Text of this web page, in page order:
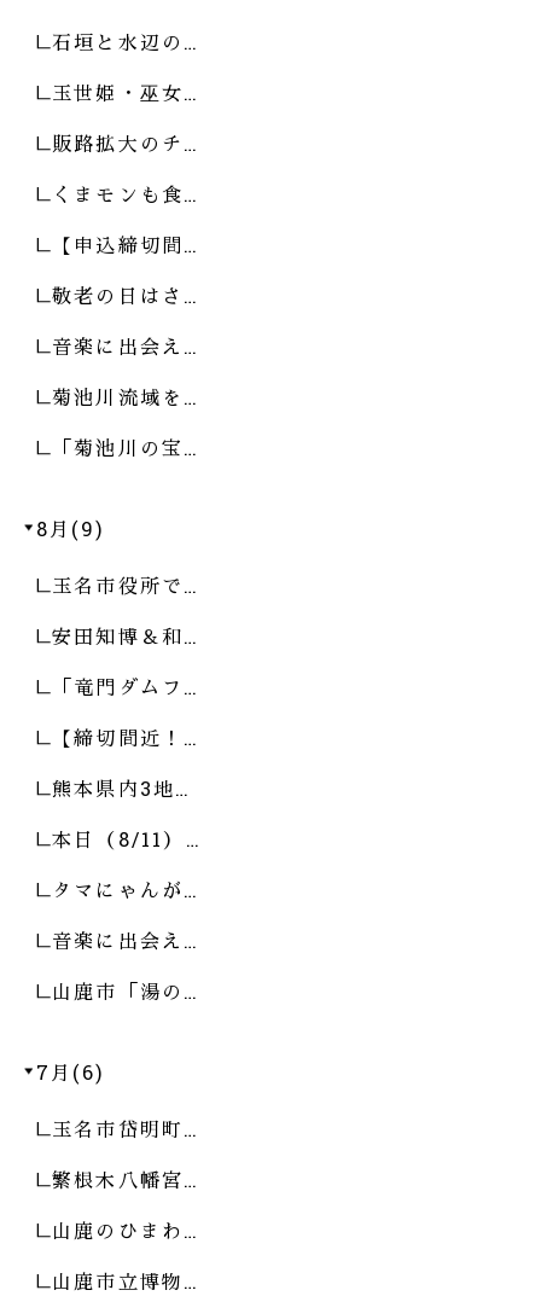
石垣と水辺の…
玉世姫・巫女…
販路拡大のチ…
くまモンも食…
【申込締切間…
敬老の日はさ…
音楽に出会え…
菊池川流域を…
「菊池川の宝…
8月(9)
玉名市役所で…
安田知博＆和…
「竜門ダムフ…
【締切間近！…
熊本県内3地…
本日（8/11）…
タマにゃんが…
音楽に出会え…
山鹿市「湯の…
7月(6)
玉名市岱明町…
繁根木八幡宮…
山鹿のひまわ…
山鹿市立博物…